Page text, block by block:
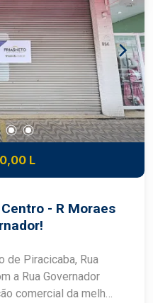
L
- R Moraes
de Piracicaba, Rua
a Rua Governador
comercial da melhor